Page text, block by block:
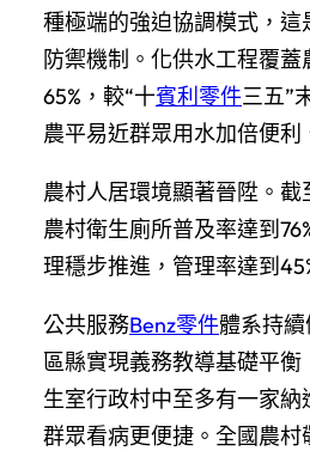
種極端的強迫協調模式，這
防禦機制。化供水工程覆
65%，較“十賓利零件三五”
農平易近群眾用水加倍便利
農村人居環境顯著晉陞。
農村衛生廁所普及率達到
理穩步推進，管理率達到
公共服務Benz零件體系持
區縣實現義務教導基礎平衡
生室行政村中至多有一家納
群眾看病更便捷。全國農村